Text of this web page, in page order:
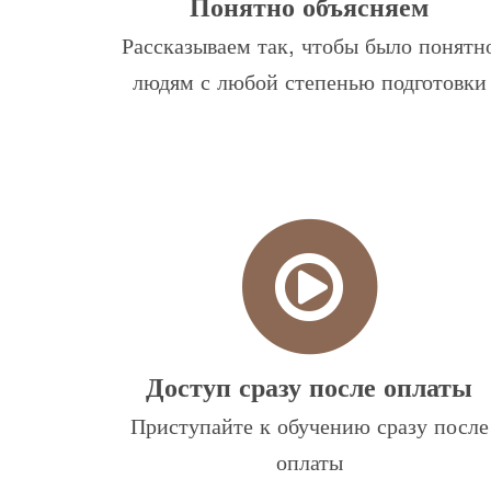
Рассказываем так, чтобы было
людям с любой степенью подготовки
Доступ сразу после оплаты
Приступайте к обучению сразу после
оплаты